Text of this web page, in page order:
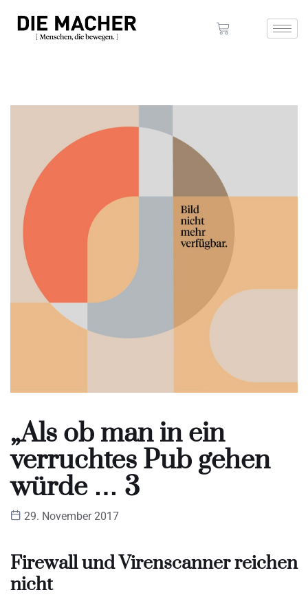
„Als ob man in ein
verruchtes Pub gehen
würde … 3
29. November 2017
Firewall und Virenscanner reichen
nicht